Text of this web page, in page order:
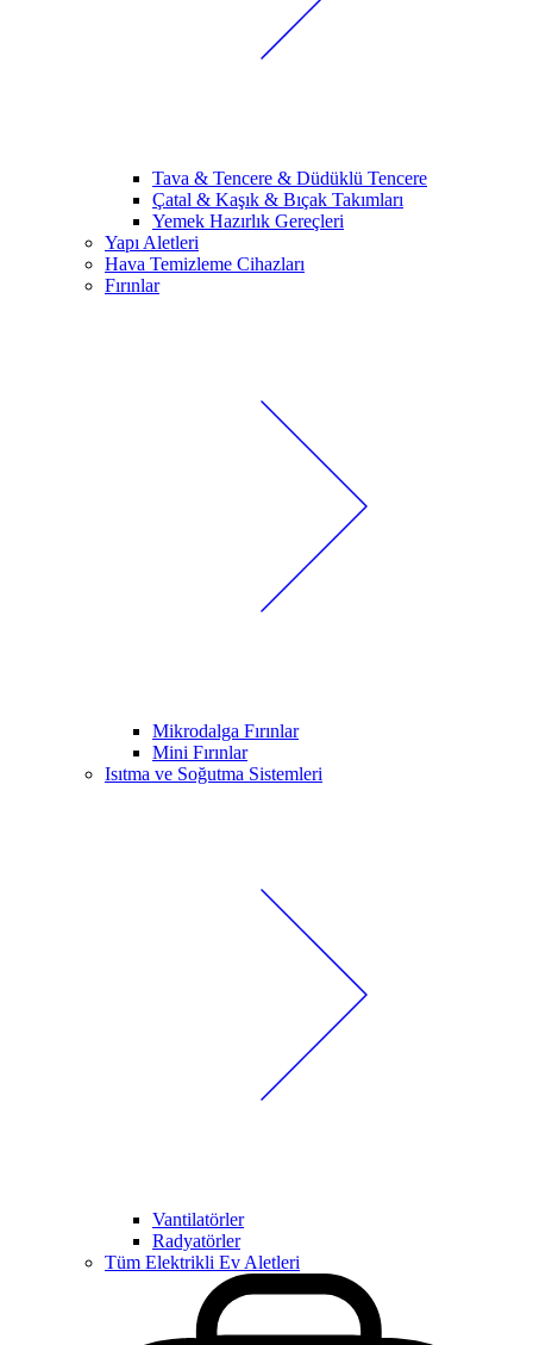
Tava & Tencere & Düdüklü Tencere
Çatal & Kaşık & Bıçak Takımları
Yemek Hazırlık Gereçleri
Yapı Aletleri
Hava Temizleme Cihazları
Fırınlar
Mikrodalga Fırınlar
Mini Fırınlar
Isıtma ve Soğutma Sistemleri
Vantilatörler
Radyatörler
Tüm Elektrikli Ev Aletleri